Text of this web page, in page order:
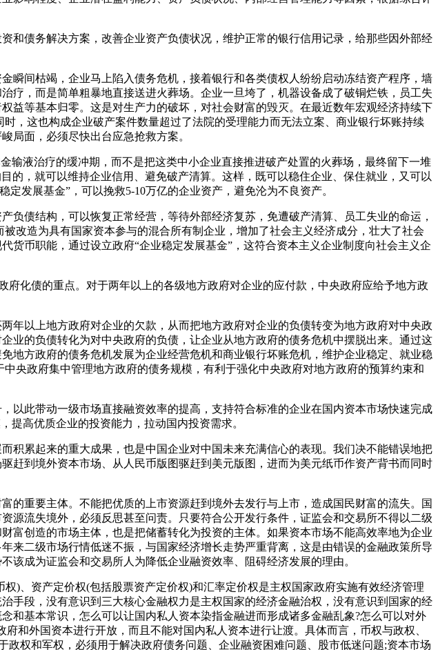
和债务解决方案，改善企业资产负债状况，维护正常的银行信用记录，给那些因外部经
瞬间枯竭，企业马上陷入债务危机，接着银行和各类债权人纷纷启动冻结资产程序，墙
疗，而是简单粗暴地直接送进火葬场。企业一旦垮了，机器设备成了破铜烂铁，员工失
益等基本归零。这是对生产力的破坏，对社会财富的毁灭。在最近数年宏观经济持续下
，这也构成企业破产案件数量超过了法院的受理能力而无法立案、商业银行坏账持续
局面，必须尽快出台应急抢救方案。
输液治疗的缓冲期，而不是把这类中小企业直接推进破产处置的火葬场，最终留下一堆
的， 就可以维持企业信用、避免破产清算。这样，既可以稳住企业、保住就业，又可以
定发展基金”，可以挽救5-10万亿的企业资产，避免沦为不良资产。
债结构，可以恢复正常经营，等待外部经济复苏，免遭破产清算、员工失业的命运，
改造为具有国家资本参与的混合所有制企业，增加了社会主义经济成分，壮大了社会
币职能，通过设立政府“企业稳定发展基金”，这符合资本主义企业制度向社会主义企
化债的重点。对于两年以上的各级地方政府对企业的应付款，中央政府应给予地方政
年以上地方政府对企业的欠款，从而把地方政府对企业的负债转变为地方政府对中央政
业的负债转化为对中央政府的负债，让企业从地方政府的债务危机中摆脱出来。通过这
地方政府的债务危机发展为企业经营危机和商业银行坏账危机，维护企业稳定、就业稳
央政府集中管理地方政府的债务规模，有利于强化中央政府对地方政府的预算约束和
以此带动一级市场直接融资效率的提高，支持符合标准的企业在国内资本市场快速完成
提高优质企业的投资能力，拉动国内投资需求。
积累起来的重大成果，也是中国企业对中国未来充满信心的表现。我们决不能错误地把
赶到境外资本市场、从人民币版图驱赶到美元版图，进而为美元纸币作资产背书而同时
的重要主体。 不能把优质的上市资源赶到境外去发行与上市，造成国民财富的流失。
国
源流失境外，必须反思甚至问责。只要符合公开发行条件，证监会和交易所不得以二级
富创造的市场主体，也是把储蓄转化为投资的主体。如果资本市场不能高效率地为企业
来二级市场行情低迷不振，与国家经济增长走势严重背离，这是由错误的金融政策所导
该成为证监会和交易所人为降低企业融资效率、阻碍经济发展的理由。
)、资产定价权(包括股票资产定价权)和汇率定价权是主权国家政府实施有效经济管理
手段，没有意识到三大核心金融权力是主权国家的经济金融治权，没有意识到国家的经
和基本常识，怎么可以让国内私人资本染指金融进而形成诸多金融乱象?怎么可以对外
和外国资本进行开放，而且不能对国内私人资本进行让渡。 具体而言，币权与政权、
权和军权，必须用于解决政府债务问题、企业融资困难问题、股市低迷问题;资本市场